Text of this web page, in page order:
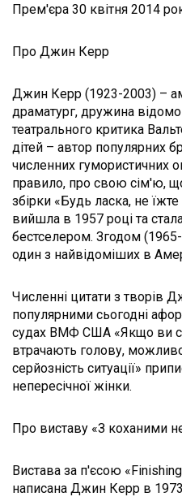
Прем'єра 30 квітня 2014
Про Джин Керр
Джин Керр (1923-2003) –
драматург, дружина
театрального критика
дітей – автор популярних
численних гумористичних
правило, про свою сім'ю,
збірки «Будь ласка, не
вийшла в 1957 році та
бестселером. Згодом
один з найвідоміших в
Численні цитати з творів
популярними сьогодні
судах ВМФ США «Якщо ви
втрачають голову,
серйозність ситуації»
непересічної жінки.
Про виставу «З коханими
Вистава за п'єсою
написана Джин Керр в 1973